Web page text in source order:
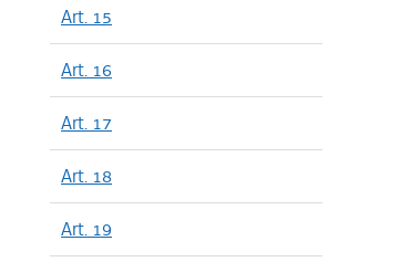
Art. 15
Art. 16
Art. 17
Art. 18
Art. 19